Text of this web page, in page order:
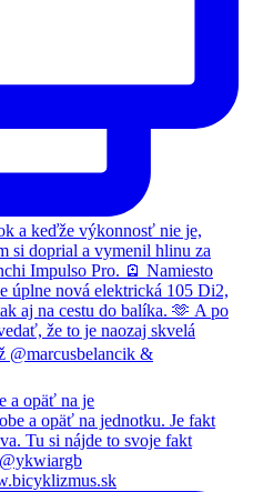
a opäť na je